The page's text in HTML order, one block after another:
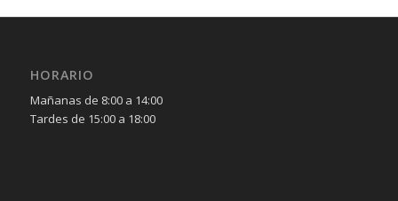
HORARIO
Mañanas de 8:00 a 14:00
Tardes de 15:00 a 18:00